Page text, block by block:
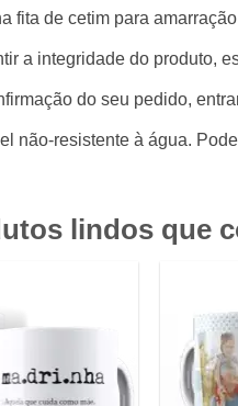
fita de cetim para
a integridade do produto,
do seu pedido,
não-resistente à água.
lindos que